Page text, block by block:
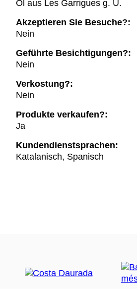
Öl aus Les Garrigues g. U.
Akzeptieren Sie Besuche?:
Nein
Geführte Besichtigungen?:
Nein
Verkostung?:
Nein
Produkte verkaufen?:
Ja
Kundendienstsprachen:
Katalanisch, Spanisch